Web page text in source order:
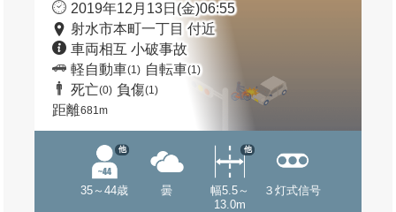
2019年12月13日(金)06:55
射水市本町一丁目 付近
車両相互 小破事故
軽自動車(1) 自転車(1)
死亡(0) 負傷(1)
距離681m
35～44歳
他
曇
幅5.5～
13.0m
他
３灯式信号